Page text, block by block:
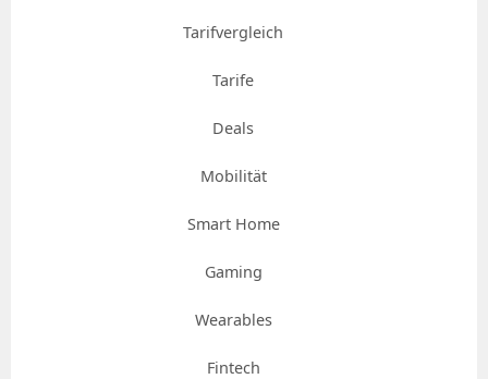
Tarifvergleich
Tarife
Deals
Mobilität
Smart Home
Gaming
Wearables
Fintech